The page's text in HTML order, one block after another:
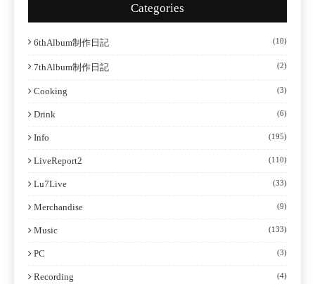
Categories
6thAlbum制作日記 (10)
7thAlbum制作日記 (2)
Cooking (3)
Drink (6)
Info (195)
LiveReport2 (110)
Lu7Live (33)
Merchandise (9)
Music (133)
PC (3)
Recording (4)